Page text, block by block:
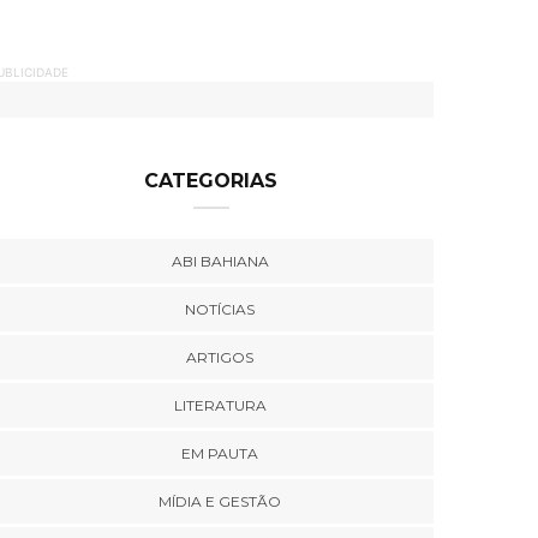
CATEGORIAS
ABI BAHIANA
NOTÍCIAS
ARTIGOS
LITERATURA
EM PAUTA
MÍDIA E GESTÃO